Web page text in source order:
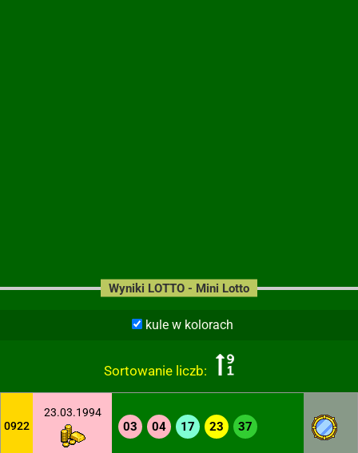
kule w kolorach
Sortowanie liczb:
Wyniki LOTTO - Mini Lotto
0922
23.03.1994
03 04 17 23 37